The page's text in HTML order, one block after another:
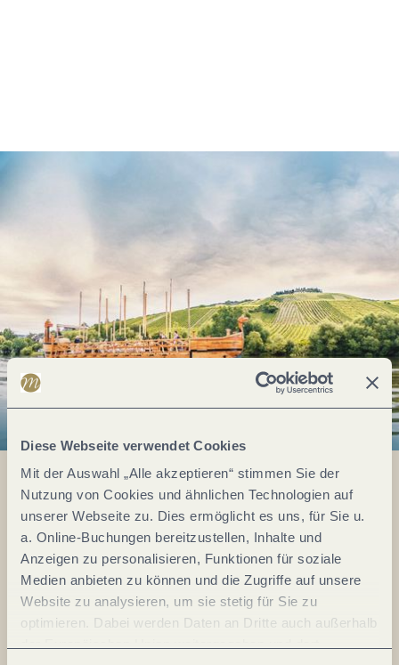
Diese Webseite verwendet Cookies
Mit der Auswahl „Alle akzeptieren“ stimmen Sie der
Nutzung von Cookies und ähnlichen Technologien auf
unserer Webseite zu. Dies ermöglicht es uns, für Sie u.
a. Online-Buchungen bereitzustellen, Inhalte und
Anzeigen zu personalisieren, Funktionen für soziale
Medien anbieten zu können und die Zugriffe auf unsere
Website zu analysieren, um sie stetig für Sie zu
optimieren. Dabei werden Daten an Dritte auch außerhalb
Alles im Fluss...
Mosel im Abo: Mit unserem Newsletter
keine Neuigkeiten mehr verpassen!
Ihre
E-
Mail-